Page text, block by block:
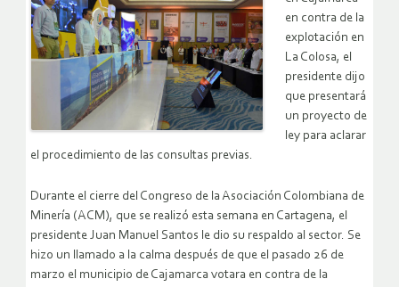
en contra de la
explotación en
La Colosa, el
presidente dijo
que presentará
un proyecto de
ley para aclarar
el procedimiento de las consultas previas.
Durante el cierre del Congreso de la Asociación Colombiana de
Minería (ACM), que se realizó esta semana en Cartagena, el
presidente Juan Manuel Santos le dio su respaldo al sector. Se
hizo un llamado a la calma después de que el pasado 26 de
marzo el municipio de Cajamarca votara en contra de la